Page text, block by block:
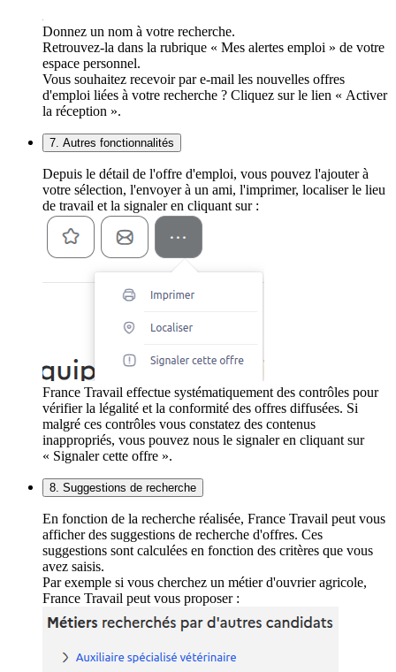
Donnez un nom à votre recherche.
Retrouvez-la dans la rubrique « Mes alertes emploi » de votre
espace personnel.
Vous souhaitez recevoir par e-mail les nouvelles offres
d'emploi liées à votre recherche ? Cliquez sur le lien « Activer
la réception ».
7. Autres fonctionnalités
Depuis le détail de l'offre d'emploi, vous pouvez l'ajouter à
votre sélection, l'envoyer à un ami, l'imprimer, localiser le lieu
de travail et la signaler en cliquant sur :
France Travail effectue systématiquement des contrôles pour
vérifier la légalité et la conformité des offres diffusées. Si
malgré ces contrôles vous constatez des contenus
inappropriés, vous pouvez nous le signaler en cliquant sur
« Signaler cette offre ».
8. Suggestions de recherche
En fonction de la recherche réalisée, France Travail peut vous
afficher des suggestions de recherche d'offres. Ces
suggestions sont calculées en fonction des critères que vous
avez saisis.
Par exemple si vous cherchez un métier d'ouvrier agricole,
France Travail peut vous proposer :